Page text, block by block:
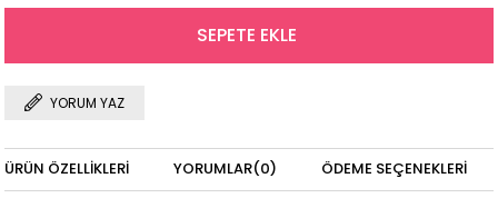
YORUM YAZ
ÜRÜN ÖZELLIKLERI YORUMLAR(0) ÖDEME SEÇENEKLERI